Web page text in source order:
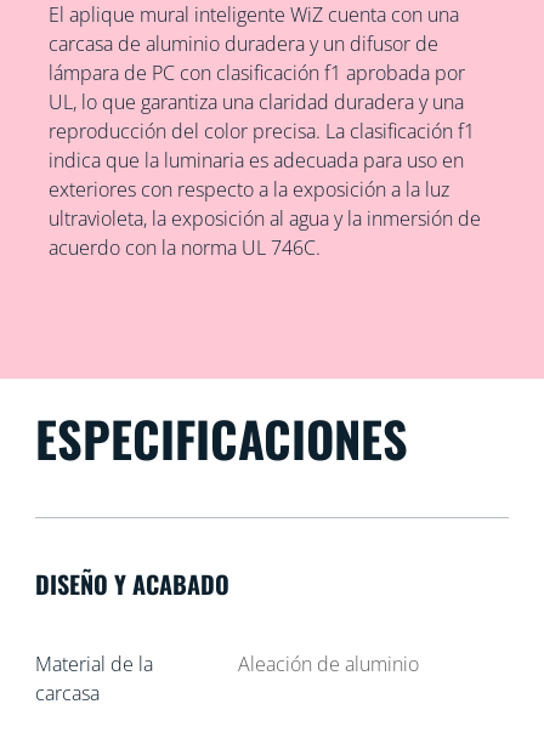
El aplique mural inteligente WiZ cuenta con una
carcasa de aluminio duradera y un difusor de
lámpara de PC con clasificación f1 aprobada por
UL, lo que garantiza una claridad duradera y una
reproducción del color precisa. La clasificación f1
indica que la luminaria es adecuada para uso en
exteriores con respecto a la exposición a la luz
ultravioleta, la exposición al agua y la inmersión de
acuerdo con la norma UL 746C.
ESPECIFICACIONES
DISEÑO Y ACABADO
Material de la
carcasa
Aleación de aluminio